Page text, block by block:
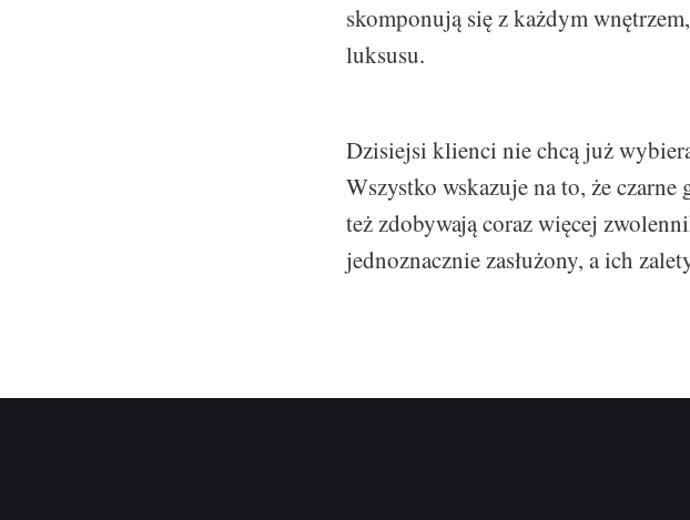
skomponują się z każdym
luksusu.
Dzisiejsi klienci nie chcą już
Wszystko wskazuje na to, że czarne
też zdobywają coraz więcej
jednoznacznie zasłużony, a ich